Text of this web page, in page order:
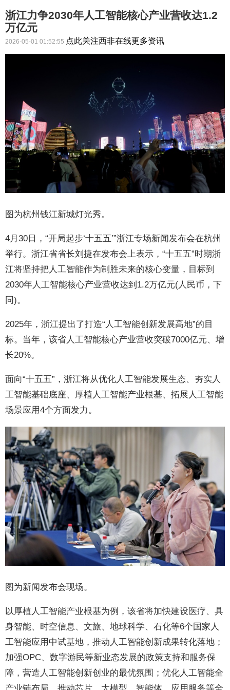
浙江力争2030年人工智能核心产业营收达1.2
万亿元
2026-05-01 01:52:55 点此关注西非在线更多资讯
图为杭州钱江新城灯光秀。
4月30日，“开局起步‘十五五’”浙江专场新闻发布会在杭州
举行。浙江省省长刘捷在发布会上表示，“十五五”时期浙
江将坚持把人工智能作为制胜未来的核心变量，目标到
2030年人工智能核心产业营收达到1.2万亿元(人民币，下
同)。
2025年，浙江提出了打造“人工智能创新发展高地”的目
标。当年，该省人工智能核心产业营收突破7000亿元、增
长20%。
面向“十五五”，浙江将从优化人工智能发展生态、夯实人
工智能基础底座、厚植人工智能产业根基、拓展人工智能
场景应用4个方面发力。
图为新闻发布会现场。
以厚植人工智能产业根基为例，该省将加快建设医疗、具
身智能、时空信息、文旅、地球科学、石化等6个国家人
工智能应用中试基地，推动人工智能创新成果转化落地；
加强OPC、数字游民等新业态发展的政策支持和服务保
障，营造人工智能创新创业的最优氛围；优化人工智能全
产业链布局，推动芯片、大模型、智能体、应用服务等全